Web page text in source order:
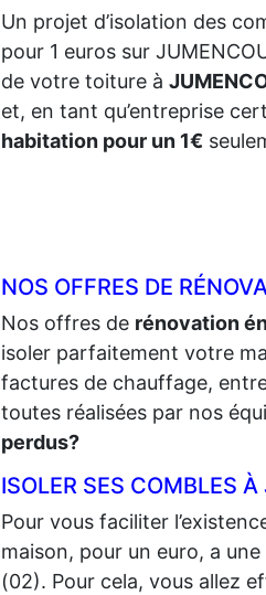
Un projet d’isolation des
pour 1 euros sur
de votre toiture à
et, en tant qu’entreprise
habitation pour un 1€
NOS OFFRES DE
Nos offres de rénovation
isoler parfaitement votre
factures de chauffage,
toutes réalisées par nos
perdus?
ISOLER SES COMBLES
Pour vous faciliter
maison, pour un euro, a une
(02). Pour cela, vous allez